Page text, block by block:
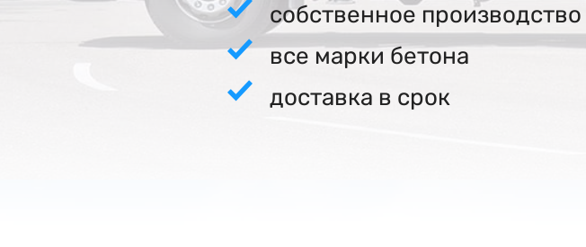
собственное производство
все марки бетона
доставка в срок